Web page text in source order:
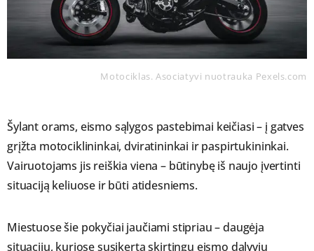
Motociklas. Asociatyvi nuotrauka Pexels.com
Šylant orams, eismo sąlygos pastebimai keičiasi – į gatves
grįžta motociklininkai, dviratininkai ir paspirtukininkai.
Vairuotojams jis reiškia viena – būtinybę iš naujo įvertinti
situaciją keliuose ir būti atidesniems.
Miestuose šie pokyčiai jaučiami stipriau – daugėja
situacijų, kuriose susikerta skirtingų eismo dalyvių